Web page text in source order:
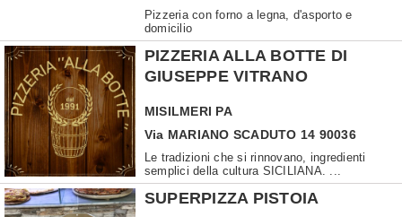
Pizzeria con forno a legna, d'asporto e
domicilio
PIZZERIA ALLA BOTTE DI
GIUSEPPE VITRANO
MISILMERI PA
Via MARIANO SCADUTO 14 90036
Le tradizioni che si rinnovano, ingredienti
semplici della cultura SICILIANA. ...
SUPERPIZZA PISTOIA